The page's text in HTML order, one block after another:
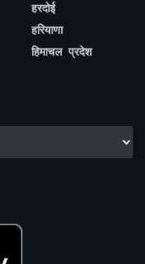
हरदोई
हरियाणा
हिमाचल प्रदेश